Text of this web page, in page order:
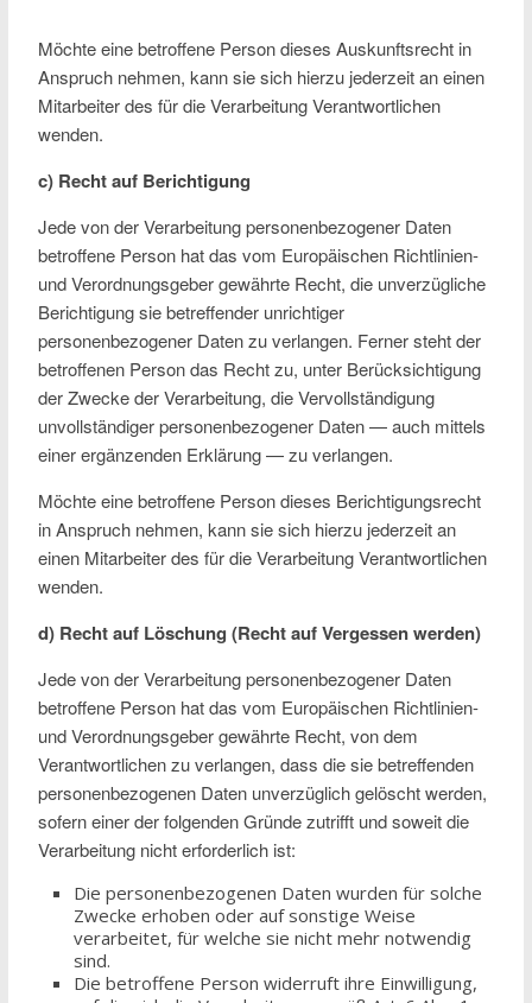
Möchte eine betroffene Person dieses Auskunftsrecht in
Anspruch nehmen, kann sie sich hierzu jederzeit an einen
Mitarbeiter des für die Verarbeitung Verantwortlichen
wenden.
c) Recht auf Berichtigung
Jede von der Verarbeitung personenbezogener Daten
betroffene Person hat das vom Europäischen Richtlinien-
und Verordnungsgeber gewährte Recht, die unverzügliche
Berichtigung sie betreffender unrichtiger
personenbezogener Daten zu verlangen. Ferner steht der
betroffenen Person das Recht zu, unter Berücksichtigung
der Zwecke der Verarbeitung, die Vervollständigung
unvollständiger personenbezogener Daten — auch mittels
einer ergänzenden Erklärung — zu verlangen.
Möchte eine betroffene Person dieses Berichtigungsrecht
in Anspruch nehmen, kann sie sich hierzu jederzeit an
einen Mitarbeiter des für die Verarbeitung Verantwortlichen
wenden.
d) Recht auf Löschung (Recht auf Vergessen werden)
Jede von der Verarbeitung personenbezogener Daten
betroffene Person hat das vom Europäischen Richtlinien-
und Verordnungsgeber gewährte Recht, von dem
Verantwortlichen zu verlangen, dass die sie betreffenden
personenbezogenen Daten unverzüglich gelöscht werden,
sofern einer der folgenden Gründe zutrifft und soweit die
Verarbeitung nicht erforderlich ist:
Die personenbezogenen Daten wurden für solche
Zwecke erhoben oder auf sonstige Weise
verarbeitet, für welche sie nicht mehr notwendig
sind.
Die betroffene Person widerruft ihre Einwilligung,